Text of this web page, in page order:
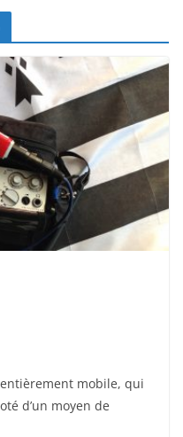
mobile, qui
d’un moyen de